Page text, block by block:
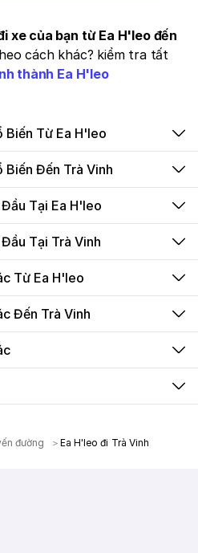
xe của bạn từ Ea H'leo đến
cách khác? kiểm tra tất
thành Ea H'leo
Biến Từ Ea H'leo
Biến Đến Trà Vinh
Tại Ea H'leo
Tại Trà Vinh
Từ Ea H'leo
Đến Trà Vinh
đường Ea H'leo đi Trà Vinh